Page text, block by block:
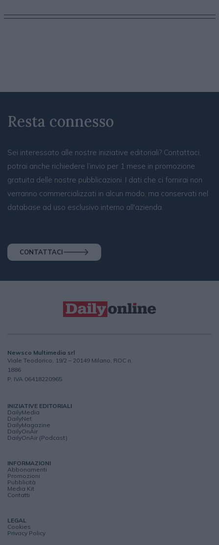
Resta connesso
Sei interessato alle nostre iniziative editoriali? Contattaci,
potrai anche richiedere l’invio per 1 mese in promozione
gratuita delle nostre pubblicazioni. I dati che ci fornirai non
verranno commercializzati in alcun modo, ma conservati nel
database ad uso esclusivo interno all'azienda.
CONTATTACI
Newsco Multimedia srl
Viale Teodorico, 19/2 – 20149 Milano, ROC n.
1886
P. IVA 06418220965
INIZIATIVE EDITORIALI
DailyMedia
DailyNet
DailyMagazine
DailyOnAir
DailyOnAir (Podcast)
INFORMAZIONI
Abbonamenti
Promozioni
Pubblicità
Media Kit
Contatti
LEGAL
Cookies
Privacy Policy